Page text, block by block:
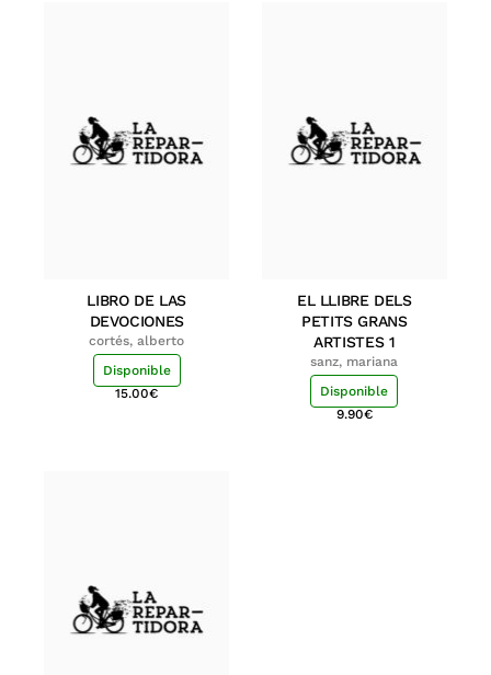
LIBRO DE LAS
DEVOCIONES
cortés, alberto
Disponible
15.00€
EL LLIBRE DELS
PETITS GRANS
ARTISTES 1
sanz, mariana
Disponible
9.90€